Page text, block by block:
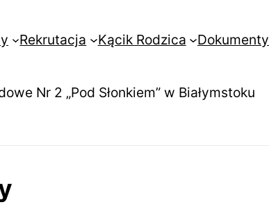
Rekrutacja Kącik Rodzica Dokumenty
Nr 2 „Pod Słonkiem” w Białymstoku